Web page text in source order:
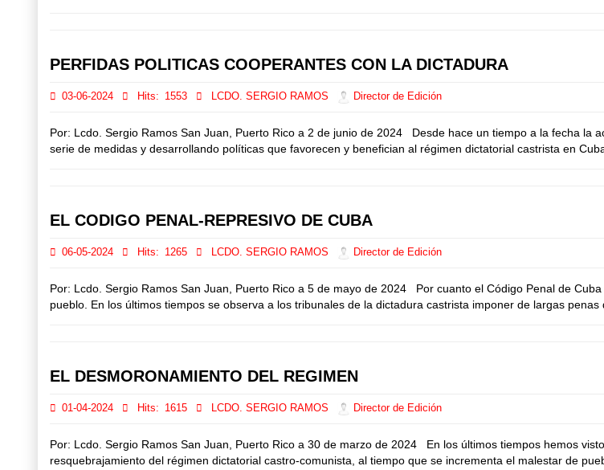
PERFIDAS POLITICAS COOPERANTES CON LA DICTADURA
03-06-2024 Hits: 1553 LCDO. SERGIO RAMOS Director de Edición
Por: Lcdo. Sergio Ramos San Juan, Puerto Rico a 2 de junio de 2024 Desde hace un tiempo a la fecha la
serie de medidas y desarrollando políticas que favorecen y benefician al régimen dictatorial castrista en
EL CODIGO PENAL-REPRESIVO DE CUBA
06-05-2024 Hits: 1265 LCDO. SERGIO RAMOS Director de Edición
Por: Lcdo. Sergio Ramos San Juan, Puerto Rico a 5 de mayo de 2024 Por cuanto el Código Penal de
pueblo. En los últimos tiempos se observa a los tribunales de la dictadura castrista imponer de largas
EL DESMORONAMIENTO DEL REGIMEN
01-04-2024 Hits: 1615 LCDO. SERGIO RAMOS Director de Edición
Por: Lcdo. Sergio Ramos San Juan, Puerto Rico a 30 de marzo de 2024 En los últimos tiempos hemos
resquebrajamiento del régimen dictatorial castro-comunista, al tiempo que se incrementa el malestar de